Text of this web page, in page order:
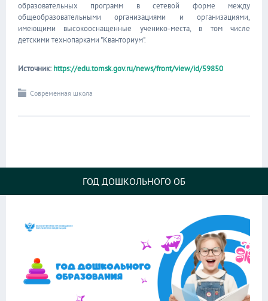
образовательных программ в сетевой форме между
общеобразовательными организациями и организациями,
имеющими высокооснащенные ученико-места, в том числе
детскими технопарками "Кванториум".
Источник: https://edu.tomsk.gov.ru/news/front/view/id/59850
Современная школа
ГОД ДОШКОЛЬНОГО ОБ